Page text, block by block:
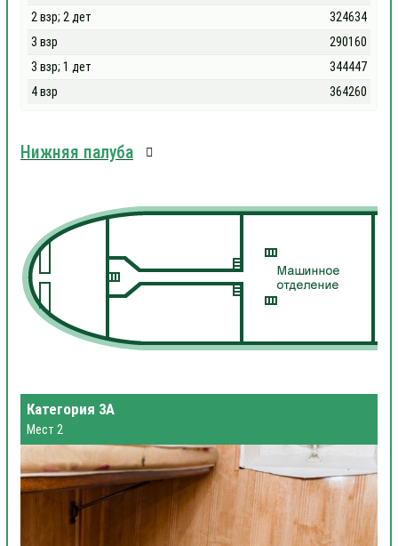
2 взр; 2 дет
324634
3 взр
290160
3 взр; 1 дет
344447
4 взр
364260
Нижняя палуба
Категория 3А
Мест 2